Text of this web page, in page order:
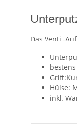
Das Ventil-
Hülse:
inkl.